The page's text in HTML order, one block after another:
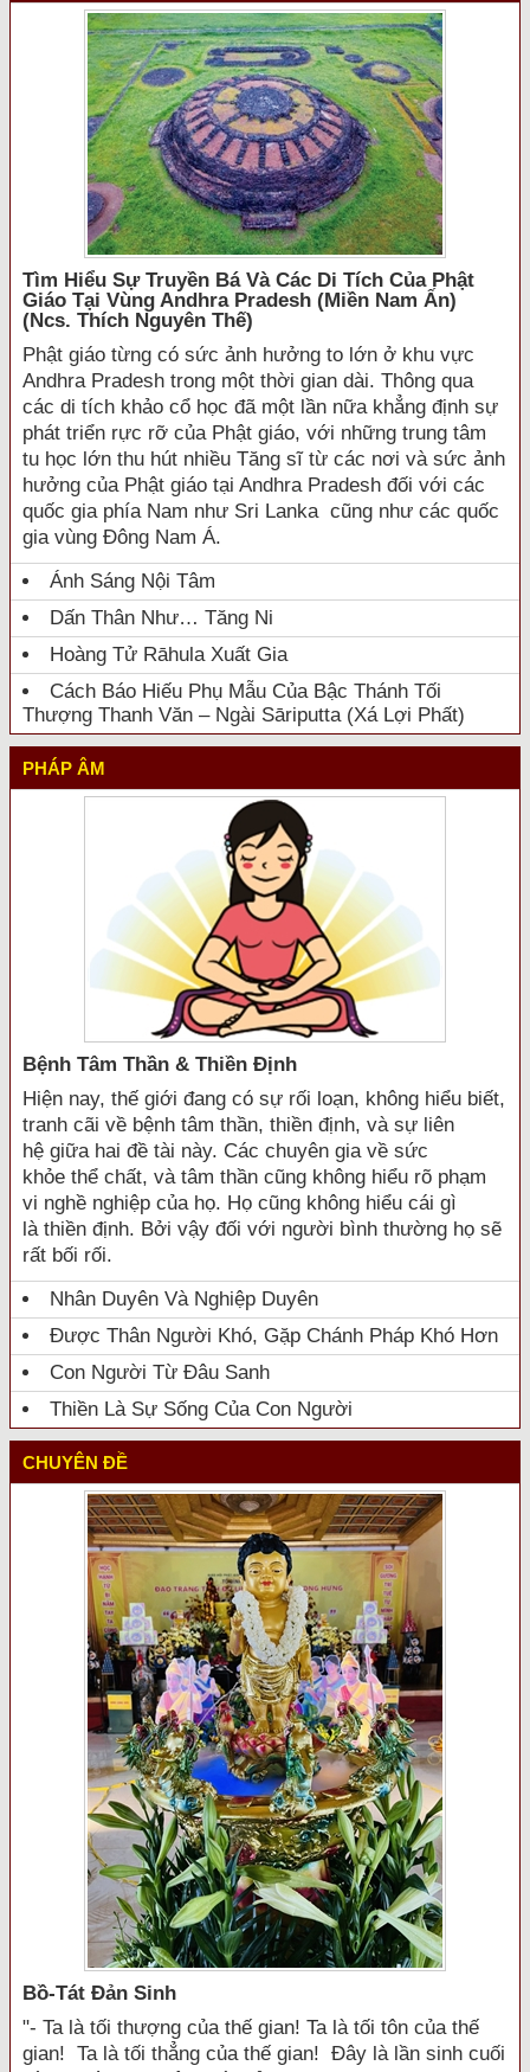
Tìm Hiểu Sự Truyền Bá Và Các Di Tích Của Phật
Giáo Tại Vùng Andhra Pradesh (miền Nam Ấn)
(ncs. Thích Nguyên Thế)
Phật giáo từng có sức ảnh hưởng to lớn ở khu vực
Andhra Pradesh trong một thời gian dài. Thông qua
các di tích khảo cổ học đã một lần nữa khẳng định sự
phát triển rực rỡ của Phật giáo, với những trung tâm
tu học lớn thu hút nhiều Tăng sĩ từ các nơi và sức ảnh
hưởng của Phật giáo tại Andhra Pradesh đối với các
quốc gia phía Nam như Sri Lanka cũng như các quốc
gia vùng Đông Nam Á.
Ánh Sáng Nội Tâm
Dấn Thân Như… Tăng Ni
Hoàng Tử Rāhula Xuất Gia
Cách Báo Hiếu Phụ Mẫu Của Bậc Thánh Tối
Thượng Thanh Văn – Ngài Sāriputta (Xá Lợi Phất)
PHÁP ÂM
Bệnh Tâm Thần & Thiền Định
Hiện nay, thế giới đang có sự rối loạn, không hiểu biết,
tranh cãi về bệnh tâm thần, thiền định, và sự liên
hệ giữa hai đề tài này. Các chuyên gia về sức
khỏe thể chất, và tâm thần cũng không hiểu rõ phạm
vi nghề nghiệp của họ. Họ cũng không hiểu cái gì
là thiền định. Bởi vậy đối với người bình thường họ sẽ
rất bối rối.
Nhân Duyên Và Nghiệp Duyên
Được Thân Người Khó, Gặp Chánh Pháp Khó Hơn
Con Người Từ Đâu Sanh
Thiền Là Sự Sống Của Con Người
CHUYÊN ĐỀ
Bồ-Tát Đản Sinh
"- Ta là tối thượng của thế gian! Ta là tối tôn của thế
gian! Ta là tối thẳng của thế gian! Đây là lần sinh cuối